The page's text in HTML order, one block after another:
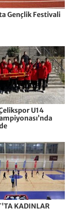
Gençlik Festivali
U14
KADINLAR